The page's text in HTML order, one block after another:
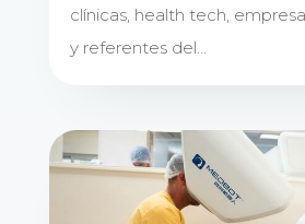
clínicas, health tech,
y referentes del...